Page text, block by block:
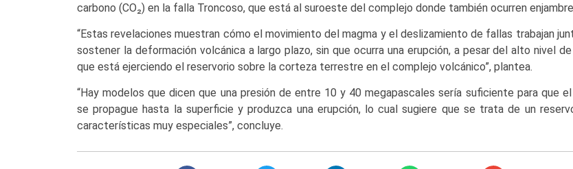
carbono (CO₂) en la falla Troncoso, que está al suroeste del complejo donde también ocurren
“Estas revelaciones muestran cómo el movimiento del magma y el deslizamiento de fallas trabajan
sostener la deformación volcánica a largo plazo, sin que ocurra una erupción, a pesar del alto nivel
que está ejerciendo el reservorio sobre la corteza terrestre en el complejo volcánico”, plantea.
“Hay modelos que dicen que una presión de entre 10 y 40 megapascales sería suficiente para que
se propague hasta la superficie y produzca una erupción, lo cual sugiere que se trata de un
características muy especiales”, concluye.